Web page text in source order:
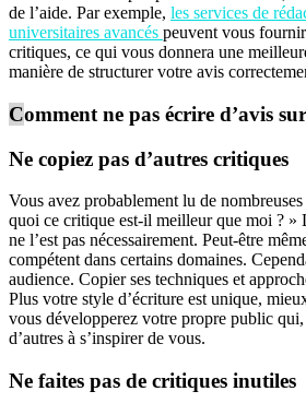
de l’aide. Par exemple, les services de
universitaires avancés peuvent vous
critiques, ce qui vous donnera une
manière de structurer votre avis
Comment ne pas écrire d’avis
Ne copiez pas d’autres critiques
Vous avez probablement lu de
quoi ce critique est-il meilleur que moi ? »
ne l’est pas nécessairement. Peut-être
compétent dans certains domaines.
audience. Copier ses techniques et
Plus votre style d’écriture est unique,
vous développerez votre propre public qui,
d’autres à s’inspirer de vous.
Ne faites pas de critiques inutiles